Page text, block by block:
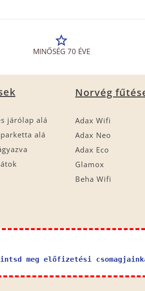
MINŐSÉG 70 ÉVE
járólap alá
alá
Norvég
Adax Wifi
Adax Neo
Adax Eco
Glamox
Beha Wifi
meg előfizetési